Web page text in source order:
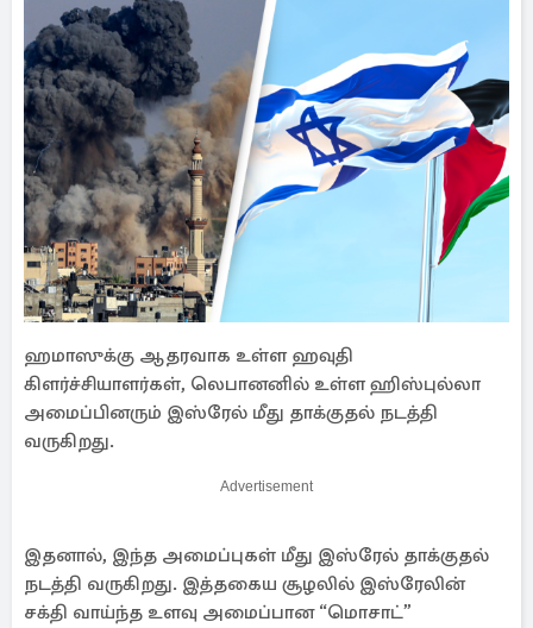
ஹமாஸுக்கு ஆதரவாக உள்ள ஹவுதி
கிளர்ச்சியாளர்கள், லெபானனில் உள்ள ஹிஸ்புல்லா
அமைப்பினரும் இஸ்ரேல் மீது தாக்குதல் நடத்தி
வருகிறது.
Advertisement
இதனால், இந்த அமைப்புகள் மீது இஸ்ரேல் தாக்குதல்
நடத்தி வருகிறது. இத்தகைய சூழலில் இஸ்ரேலின்
சக்தி வாய்ந்த உளவு அமைப்பான “மொசாட்”